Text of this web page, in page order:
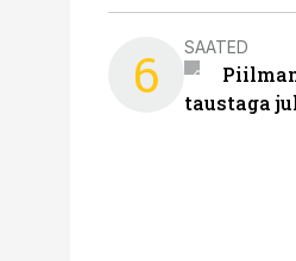
6 SAATED
taustaga